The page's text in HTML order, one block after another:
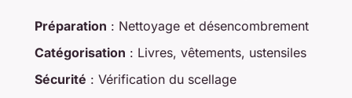
Préparation : Nettoyage et désencombrement
Catégorisation : Livres, vêtements, ustensiles
Sécurité : Vérification du scellage